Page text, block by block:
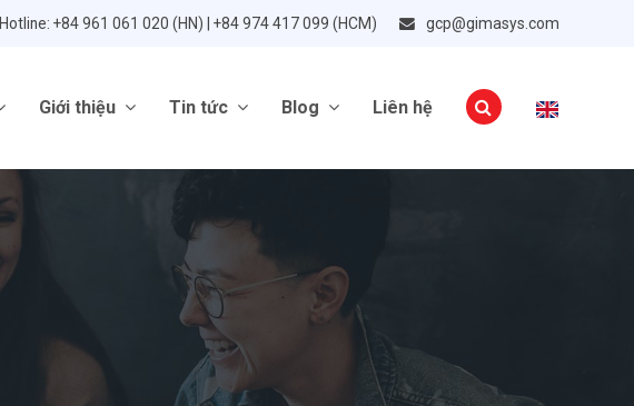
Hotline: +84 961 061 020 (HN) | +84 974 417 099 (HCM) gcp@gimasys.com
Giới thiệu Tin tức Blog Liên hệ